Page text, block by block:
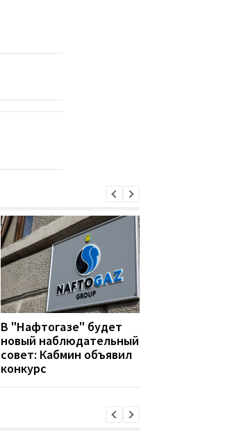
В "Нафтогазе" будет
новый наблюдательный
совет: Кабмин объявил
конкурс